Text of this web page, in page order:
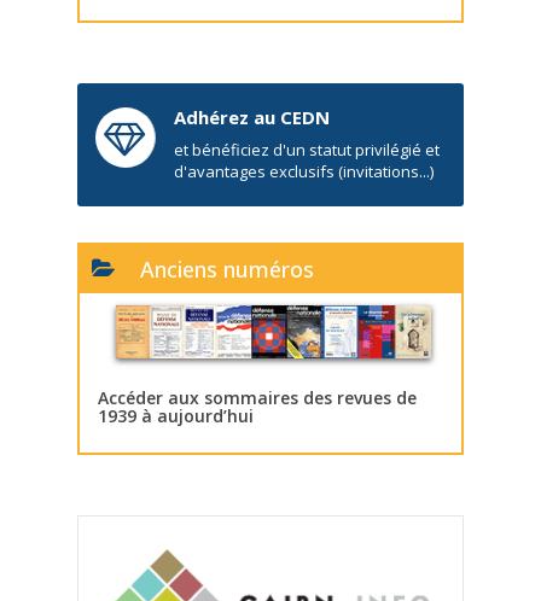
Adhérez au CEDN
et bénéficiez d'un statut privilégié et
d'avantages exclusifs (invitations...)
Anciens numéros
Accéder aux sommaires des revues de
1939 à aujourd’hui